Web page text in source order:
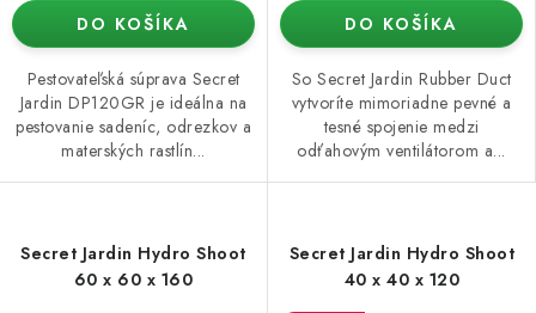
DO KOŠÍKA
Pestovateľská súprava Secret
Jardin DP120GR je ideálna na
pestovanie sadeníc, odrezkov a
materských rastlín...
DO KOŠÍKA
So Secret Jardin Rubber Duct
vytvoríte mimoriadne pevné a
tesné spojenie medzi
odťahovým ventilátorom a...
Secret Jardin Hydro Shoot
60 x 60 x 160
Secret Jardin Hydro Shoot
40 x 40 x 120